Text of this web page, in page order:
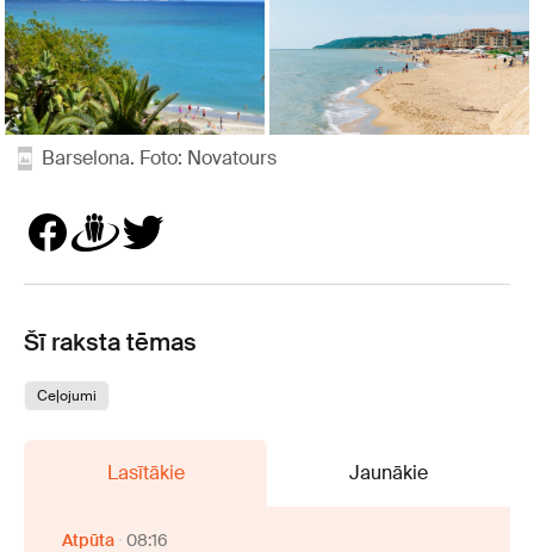
Barselona. Foto: Novatours
Šī raksta tēmas
Ceļojumi
Lasītākie Jaunākie
Atpūta 08:16